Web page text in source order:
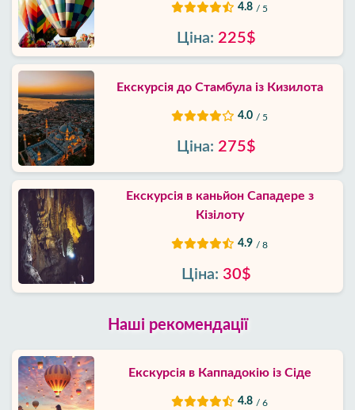
4.8 / 5
Ціна: 225$
Екскурсія до Стамбула із Кизилота
4.0 / 5
Ціна: 275$
Екскурсія в каньйон Сападере з
Кізілоту
4.9 / 8
Ціна: 30$
Наші рекомендації
Екскурсія в Каппадокію із Сіде
4.8 / 6